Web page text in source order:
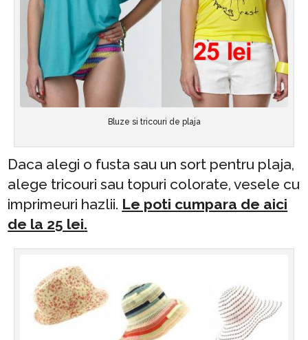
Bluze si tricouri de plaja
Daca alegi o fusta sau un sort pentru plaja,
alege tricouri sau topuri colorate, vesele cu
imprimeuri hazlii. Le poti cumpara de aici
de la 25 lei.